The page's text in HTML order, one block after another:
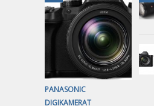
PANASONIC
DIGIKAMERAT